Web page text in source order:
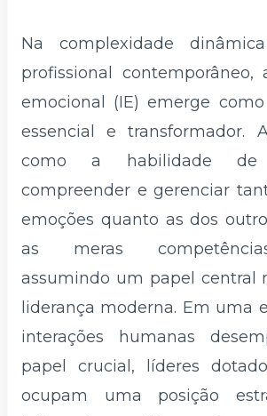
Na complexidade
profissional contemporâneo,
emocional (IE) emerge
essencial e transformador.
como a habilidade de
compreender e gerenciar
emoções quanto as dos
as meras
assumindo um papel central
liderança moderna. Em uma
interações humanas
papel crucial, líderes
ocupam uma posição